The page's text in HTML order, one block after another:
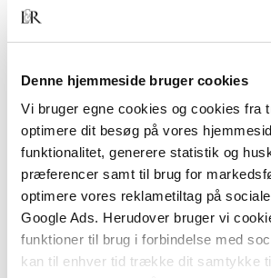
Denne hjemmeside bruger cookies
Vi bruger egne cookies og cookies fra
optimere dit besøg på vores
funktionalitet, generere statistik og
præferencer samt til brug for
optimere vores reklametiltag på
Google Ads. Herudover bruger vi
funktioner til brug i forbindelse med
kan til enhver tid trække dit samtykke
SBi-anvisning 247 gælder også
udført efter BR18, da der i
knytter sig til.
SBi-anvisning 247 henvender sig
bygherrer, projekterende og
at radonsikre eksisterende